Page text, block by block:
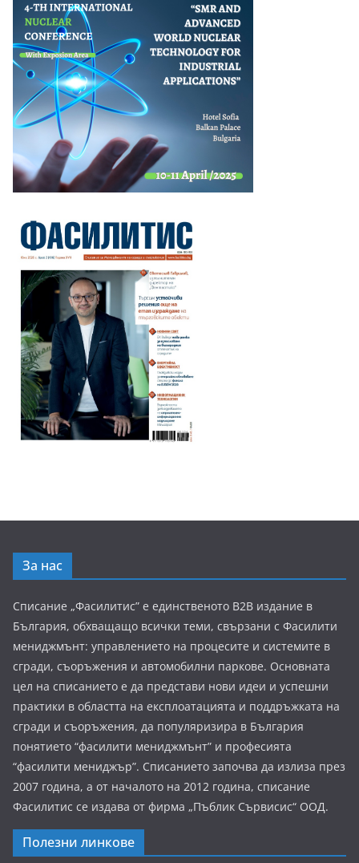
За нас
Списание „Фасилитис” е единственото B2B издание в
България, обхващащо всички теми, свързани с Фасилити
мениджмънт: управлението на процесите и системите в
сгради, съоръжения и автомобилни паркове. Основната
цел на списанието е да представи нови идеи и успешни
практики в областта на експлоатацията и поддръжката на
сгради и съоръжения, да популяризира в България
понятието “фасилити мениджмънт” и професията
“фасилити мениджър”. Списанието започва да излиза през
2007 година, а от началото на 2012 година, списание
Фасилитис се издава от фирма „Пъблик Сървисис“ ООД.
Полезни линкове